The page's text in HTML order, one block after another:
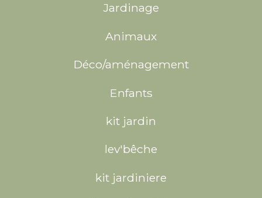
Jardinage
Animaux
Déco/aménagement
Enfants
kit jardin
lev'bêche
kit jardiniere